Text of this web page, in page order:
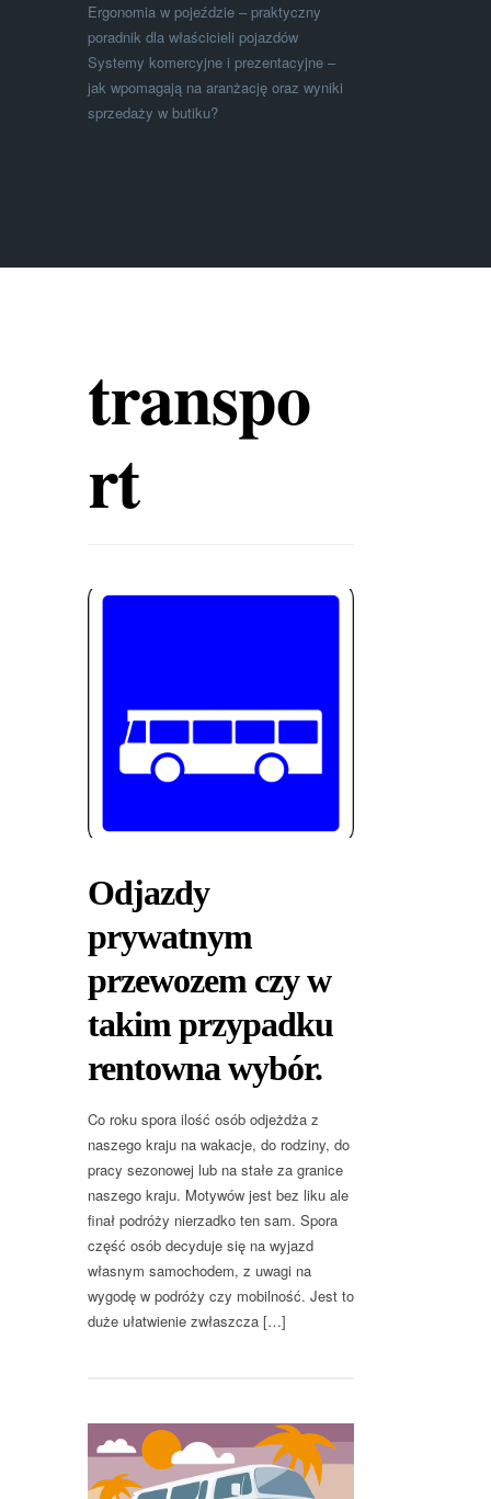
Ergonomia w pojeździe – praktyczny
poradnik dla właścicieli pojazdów
Systemy komercyjne i prezentacyjne –
jak wpomagają na aranżację oraz wyniki
sprzedaży w butiku?
transpo
rt
Odjazdy
prywatnym
przewozem czy w
takim przypadku
rentowna wybór.
Co roku spora ilość osób odjeżdża z
naszego kraju na wakacje, do rodziny, do
pracy sezonowej lub na stałe za granice
naszego kraju. Motywów jest bez liku ale
finał podróży nierzadko ten sam. Spora
część osób decyduje się na wyjazd
własnym samochodem, z uwagi na
wygodę w podróży czy mobilność. Jest to
duże ułatwienie zwłaszcza […]